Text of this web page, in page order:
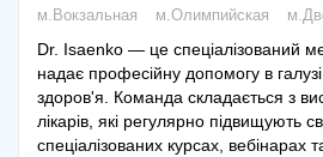
м.Вокзальная
м.Олимпийская
Dr. Isaenko — це спеціалізований
надає професійну допомогу в
здоров'я. Команда складається з
лікарів, які регулярно підвищують
спеціалізованих курсах,